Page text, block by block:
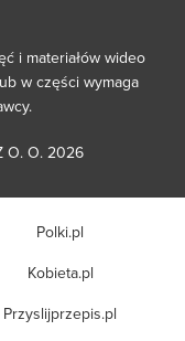
i materiałów wideo
w części wymaga
O. O. 2026
Polki.pl
Kobieta.pl
Przyslijprzepis.pl